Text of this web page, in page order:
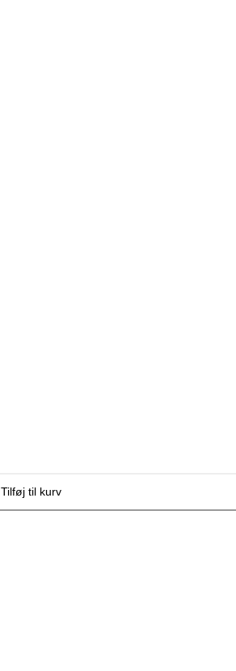
Tilføj til kurv